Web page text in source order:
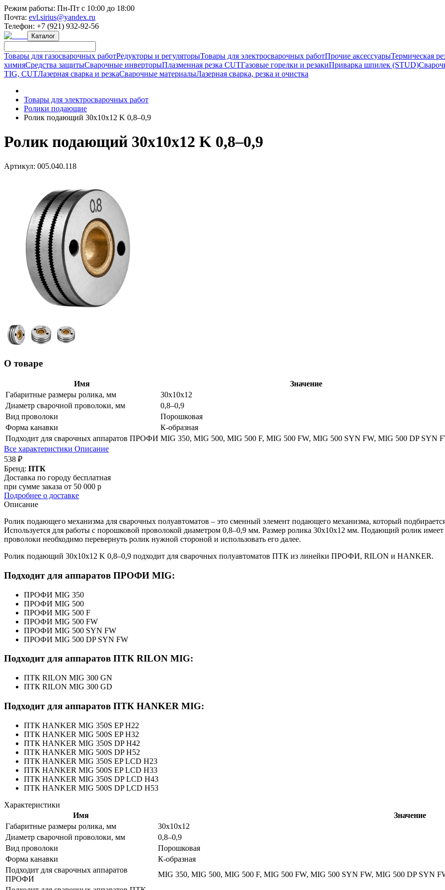
Режим работы: Пн-Пт с 10:00 до 18:00
Почта: evl.sirius@yandex.ru
Телефон: +7 (921) 932-92-56
Каталог
Товары для газосварочных работРедукторы и регуляторыТовары для электросварочных работПрочие аксессуарыТермическая
химияСредства защитыСварочные инверторыПлазменная резка CUTГазовые горелки и резакиПриварка шпилек (STUD)
TIG, CUTЛазерная сварка и резкаСварочные материалыЛазерная сварка, резка и очистка
Товары для электросварочных работ
Ролики подающие
Ролик подающий 30х10х12 K 0,8–0,9
Ролик подающий 30х10х12 K 0,8–0,9
Артикул: 005.040.118
О товаре
Имя
Значение
Габаритные размеры ролика, мм
30х10х12
Диаметр сварочной проволоки, мм
0,8–0,9
Вид проволоки
Порошковая
Форма канавки
К-образная
Подходит для сварочных аппаратов ПРОФИ MIG 350, MIG 500, MIG 500 F, MIG 500 FW, MIG 500 SYN FW, MIG 500 DP SYN
Все характеристики Описание
538 ₽
Бренд: ПТК
Доставка по городу бесплатная
при сумме заказа от 50 000 р
Подробнее о доставке
Описание
Ролик подающего механизма для сварочных полуавтоматов – это сменный элемент подающего механизма, который
Используется для работы с порошковой проволокой диаметром 0,8–0,9 мм. Размер ролика 30х10х12 мм. Подающий ролик
проволоки необходимо перевернуть ролик нужной стороной и использовать его далее.
Ролик подающий 30х10х12 K 0,8–0,9 подходит для сварочных полуавтоматов ПТК из линейки ПРОФИ, RILON и HANKER.
Подходит для аппаратов ПРОФИ MIG:
ПРОФИ MIG 350
ПРОФИ MIG 500
ПРОФИ MIG 500 F
ПРОФИ MIG 500 FW
ПРОФИ MIG 500 SYN FW
ПРОФИ MIG 500 DP SYN FW
Подходит для аппаратов ПТК RILON MIG:
ПТК RILON MIG 300 GN
ПТК RILON MIG 300 GD
Подходит для аппаратов ПТК HANKER MIG:
ПТК HANKER MIG 350S EP H22
ПТК HANKER MIG 500S EP H32
ПТК HANKER MIG 350S DP H42
ПТК HANKER MIG 500S DP H52
ПТК HANKER MIG 350S EP LCD H23
ПТК HANKER MIG 500S EP LCD H33
ПТК HANKER MIG 350S DP LCD H43
ПТК HANKER MIG 500S DP LCD H53
Характеристики
Имя
Значение
Габаритные размеры ролика, мм
30х10х12
Диаметр сварочной проволоки, мм
0,8–0,9
Вид проволоки
Порошковая
Форма канавки
К-образная
Подходит для сварочных аппаратов
ПРОФИ
MIG 350, MIG 500, MIG 500 F, MIG 500 FW, MIG 500 SYN FW, MIG 500 DP SYN